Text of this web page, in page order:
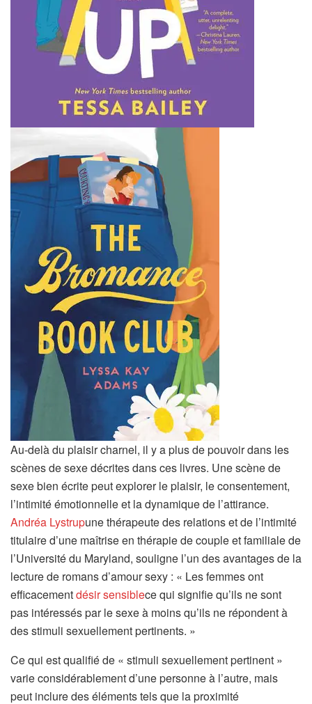
Au-delà du plaisir charnel, il y a plus de pouvoir dans les
scènes de sexe décrites dans ces livres. Une scène de
sexe bien écrite peut explorer le plaisir, le consentement,
l’intimité émotionnelle et la dynamique de l’attirance.
Andréa Lystrupune thérapeute des relations et de l’intimité
titulaire d’une maîtrise en thérapie de couple et familiale de
l’Université du Maryland, souligne l’un des avantages de la
lecture de romans d’amour sexy : « Les femmes ont
efficacementdésir sensiblece qui signifie qu’ils ne sont
pas intéressés par le sexe à moins qu’ils ne répondent à
des stimuli sexuellement pertinents. »
Ce qui est qualifié de « stimuli sexuellement pertinent »
varie considérablement d’une personne à l’autre, mais
peut inclure des éléments tels que la proximité